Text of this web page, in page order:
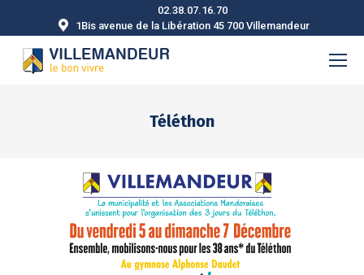
02.38.07.16.70
1Bis avenue de la Libération 45 700 Villemandeur
Téléthon